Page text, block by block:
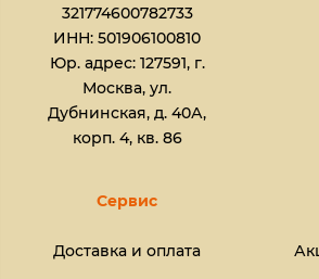
321774600782733
ИНН: 501906100810
Юр. адрес: 127591, г.
Москва, ул.
Дубнинская, д. 40А,
корп. 4, кв. 86
Сервис
Доставка и оплата